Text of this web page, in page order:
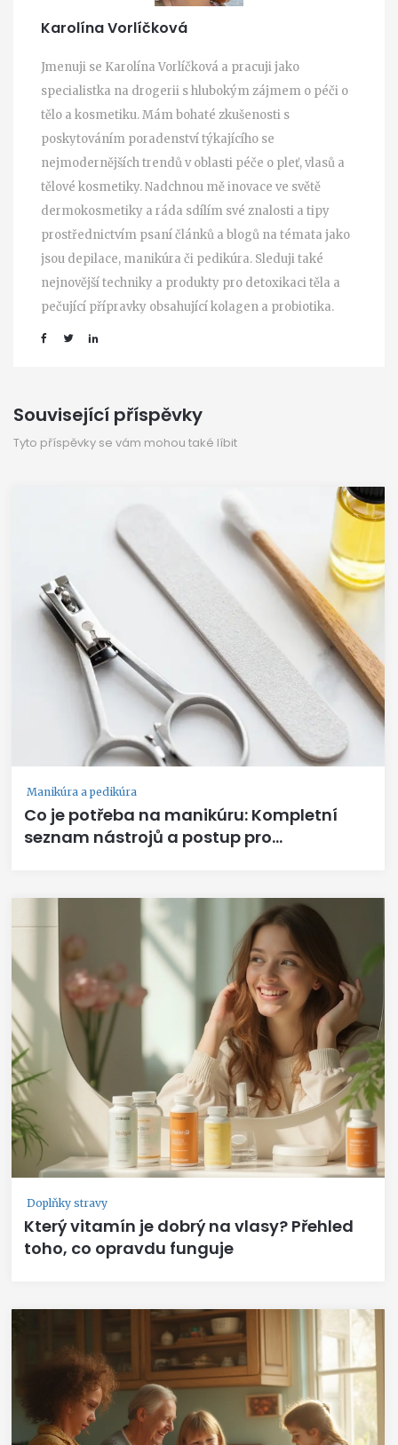
Karolína Vorlíčková
Jmenuji se Karolína Vorlíčková a pracuji jako
specialistka na drogerii s hlubokým zájmem o péči o
tělo a kosmetiku. Mám bohaté zkušenosti s
poskytováním poradenství týkajícího se
nejmodernějších trendů v oblasti péče o pleť, vlasů a
tělové kosmetiky. Nadchnou mě inovace ve světě
dermokosmetiky a ráda sdílím své znalosti a tipy
prostřednictvím psaní článků a blogů na témata jako
jsou depilace, manikúra či pedikúra. Sleduji také
nejnovější techniky a produkty pro detoxikaci těla a
pečující přípravky obsahující kolagen a probiotika.
Související příspěvky
Tyto příspěvky se vám mohou také líbit
Manikúra a pedikúra
Co je potřeba na manikúru: Kompletní
seznam nástrojů a postup pro
Doplňky stravy
Který vitamín je dobrý na vlasy? Přehled
toho, co opravdu funguje